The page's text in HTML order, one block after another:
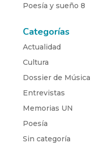
Poesía y sueño 8
Categorías
Actualidad
Cultura
Dossier de Música
Entrevistas
Memorias UN
Poesía
Sin categoría